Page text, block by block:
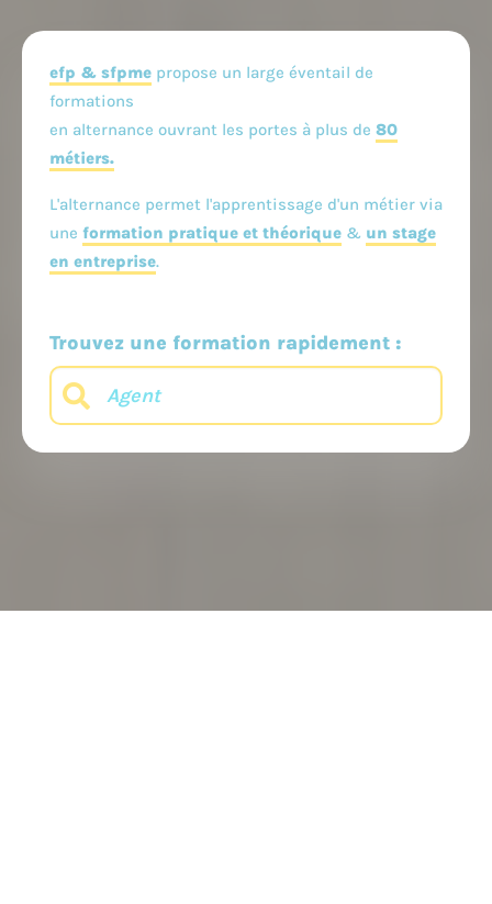
efp & sfpme propose un large éventail de
formations
en alternance ouvrant les portes à plus de 80
métiers.
L'alternance permet l'apprentissage d'un métier via
une formation pratique et théorique & un stage
en entreprise.
Trouvez une formation rapidement :